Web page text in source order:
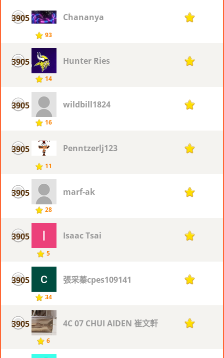
3905
93
Chananya 1
3905
14
Hunter Ries 1
3905
16
wildbill1824 1
3905
11
Penntzerlj123 1
3905
28
marf-ak 1
3905
5
Isaac Tsai 1
3905
34
張采蓁cpes109141 1
3905
6
4C 07 CHUI AIDEN 崔文軒 1